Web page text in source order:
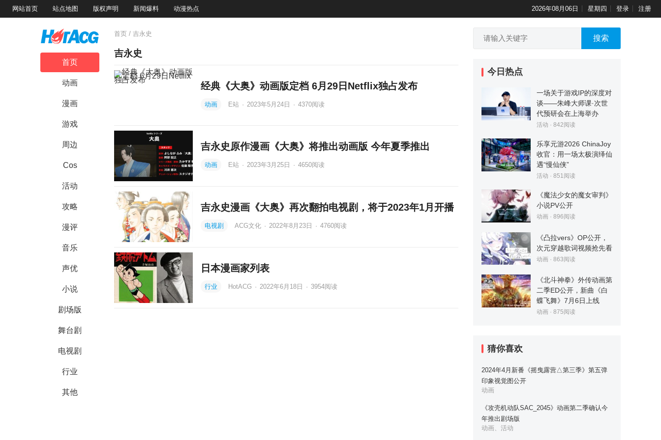
网站首页 站点地图 版权声明 新闻爆料 动漫热点 2026年08月06日 星期四 登录 注册
首页
动画
漫画
游戏
周边
Cos
活动
攻略
漫评
音乐
声优
小说
剧场版
舞台剧
电视剧
行业
其他
首页 / 吉永史
吉永史
经典《大奥》动画版定档 6月29日Netflix独占发布
动画 E站 · 2023年5月24日 · 4370阅读
吉永史原作漫画《大奥》将推出动画版 今年夏季推出
动画 E站 · 2023年3月25日 · 4650阅读
吉永史漫画《大奥》再次翻拍电视剧，将于2023年1月开播
电视剧 ACG文化 · 2022年8月23日 · 4760阅读
日本漫画家列表
行业 HotACG · 2022年6月18日 · 3954阅读
搜索
今日热点
一场关于游戏IP的深度对
谈——朱峰大师课·次世
代预研会在上海举办
活动 · 842阅读
乐享元游2026 ChinaJoy
收官：用一场太极演绎仙
遇“慢仙侠”
活动 · 851阅读
《魔法少女的魔女审判》
小说PV公开
动画 · 896阅读
《凸拉vers》OP公开，
次元穿越歌词视频抢先看
动画 · 863阅读
《北斗神拳》外传动画第
二季ED公开，新曲《白
蝶飞舞》7月6日上线
动画 · 875阅读
猜你喜欢
2024年4月新番《摇曳露营△第三季》第五弹
印象视觉图公开
动画
《攻壳机动队SAC_2045》动画第二季确认今
年推出剧场版
动画、活动